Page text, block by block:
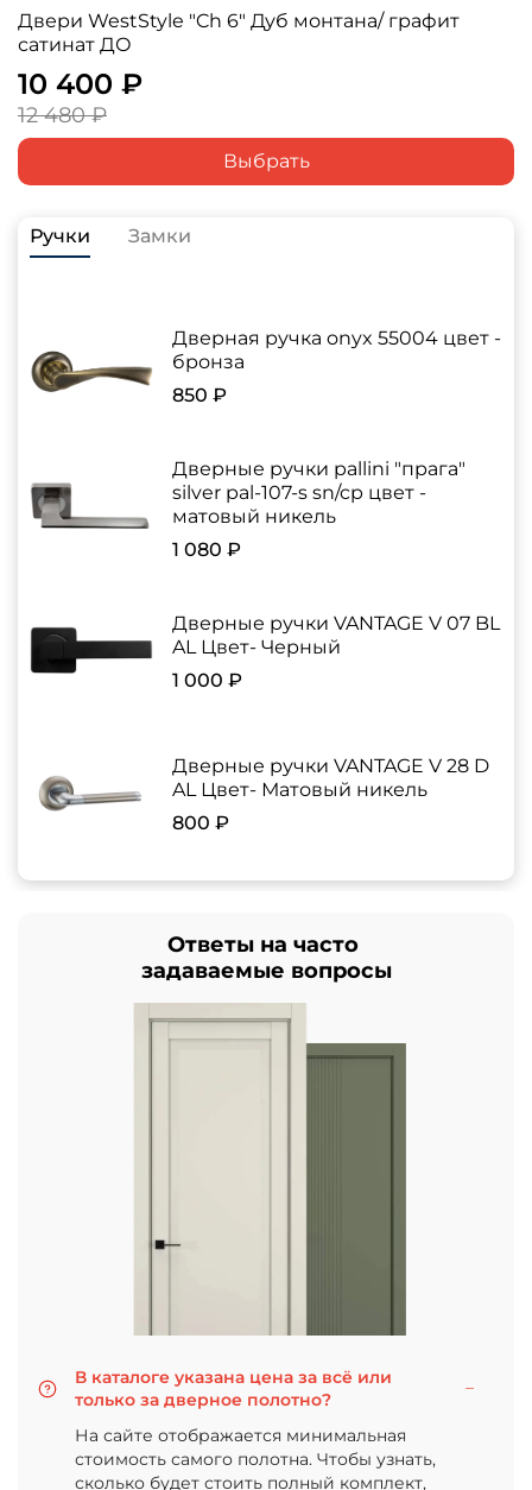
Двери WestStyle "Ch 6" Дуб монтана/ графит
сатинат ДО
10 400 ₽
12 480 ₽
Выбрать
Ручки Замки
Дверная ручка onyx 55004 цвет -
бронза
850 ₽
Дверные ручки pallini "прага"
silver pal-107-s sn/cp цвет -
матовый никель
1 080 ₽
Дверные ручки VANTAGE V 07 BL
AL Цвет- Черный
1 000 ₽
Дверные ручки VANTAGE V 28 D
AL Цвет- Матовый никель
800 ₽
Ответы на часто
задаваемые вопросы
В каталоге указана цена за всё или
только за дверное полотно?
На сайте отображается минимальная
стоимость самого полотна. Чтобы узнать,
сколько будет стоить полный комплект,